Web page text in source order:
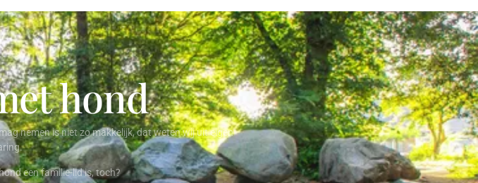
hond
nemen is niet zo makkelijk, dat weten wij uit eigen
een familie-lid is, toch?